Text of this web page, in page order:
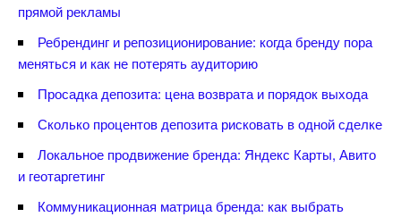
прямой рекламы
Ребрендинг и репозиционирование: когда бренду пора
меняться и как не потерять аудиторию
Просадка депозита: цена возврата и порядок выхода
Сколько процентов депозита рисковать в одной сделке
Локальное продвижение бренда: Яндекс Карты, Авито
и геотаргетин
Коммуникационная матрица бренда: как выбрать